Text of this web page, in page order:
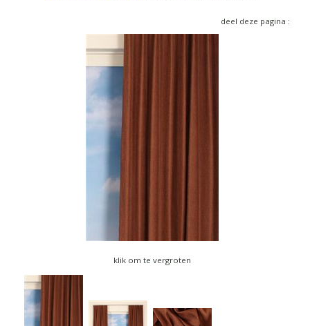
deel deze pagina :
klik om te vergroten